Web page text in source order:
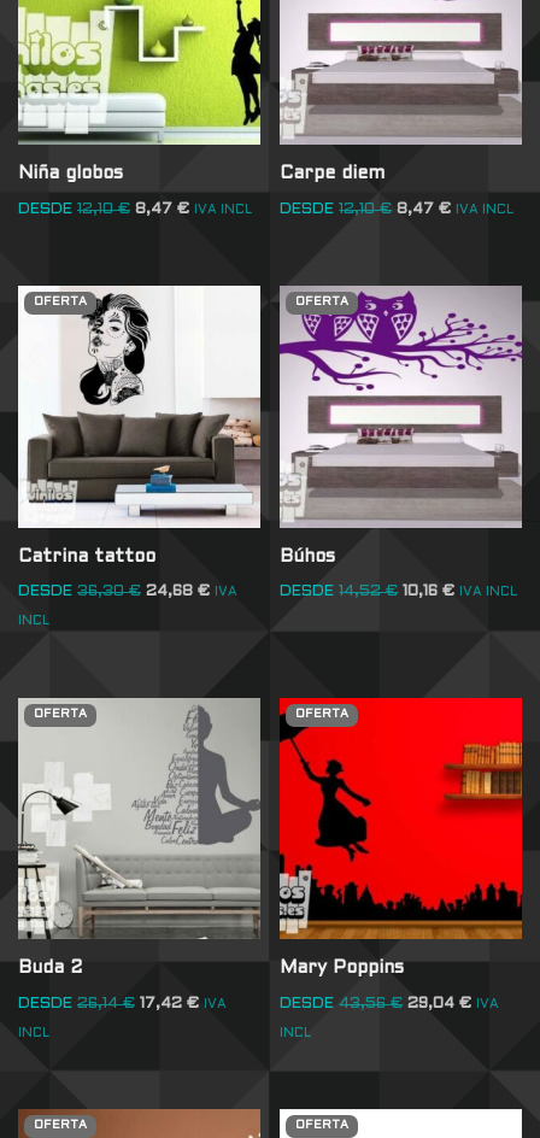
Niña globos
DESDE 12,10€ 8,47 € IVA INCL
Carpe diem
DESDE 12,10€ 8,47€ IVA INCL
OFERTA
Catrina tattoo
DESDE 36,30€ 24,68 € IVA
INCL
OFERTA
Búhos
DESDE 14,52€ 10,16€ IVA INCL
OFERTA
Buda 2
DESDE 26,14€ 17,42 € IVA
INCL
OFERTA
Mary Poppins
DESDE 43,56€ 29,04€ IVA
INCL
OFERTA OFERTA